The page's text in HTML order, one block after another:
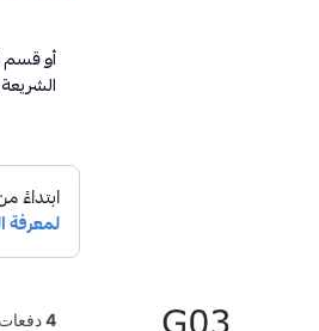
أو قسم